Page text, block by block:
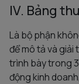
IV. Bảng
Là bộ phận
để mô tả và giải
trình bày trong
động kinh